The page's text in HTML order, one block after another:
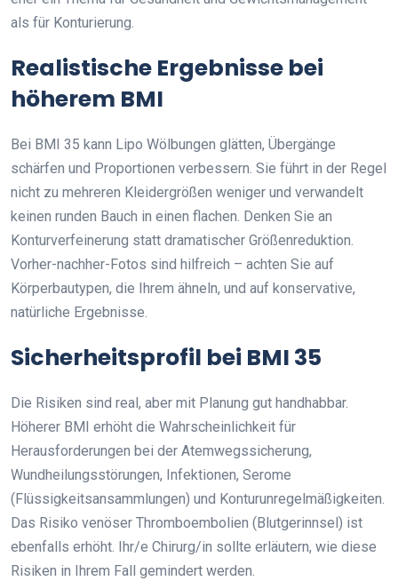
als für Konturierung.
Realistische Ergebnisse bei
höherem BMI
Bei BMI 35 kann Lipo Wölbungen glätten, Übergänge
schärfen und Proportionen verbessern. Sie führt in der Regel
nicht zu mehreren Kleidergrößen weniger und verwandelt
keinen runden Bauch in einen flachen. Denken Sie an
Konturverfeinerung statt dramatischer Größenreduktion.
Vorher-nachher-Fotos sind hilfreich – achten Sie auf
Körperbautypen, die Ihrem ähneln, und auf konservative,
natürliche Ergebnisse.
Sicherheitsprofil bei BMI 35
Die Risiken sind real, aber mit Planung gut handhabbar.
Höherer BMI erhöht die Wahrscheinlichkeit für
Herausforderungen bei der Atemwegssicherung,
Wundheilungsstörungen, Infektionen, Serome
(Flüssigkeitsansammlungen) und Konturunregelmäßigkeiten.
Das Risiko venöser Thromboembolien (Blutgerinnsel) ist
ebenfalls erhöht. Ihr/e Chirurg/in sollte erläutern, wie diese
Risiken in Ihrem Fall gemindert werden.